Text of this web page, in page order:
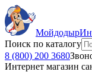
Мойдодыр
Поиск по каталогу
8 (800) 200 3680
Интернет магазин